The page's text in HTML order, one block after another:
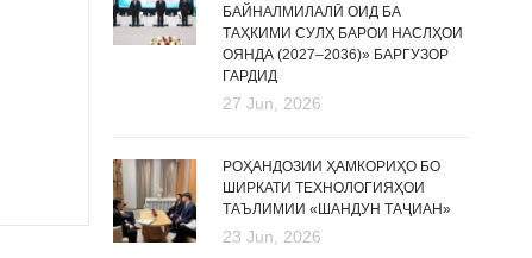
БАЙНАЛМИЛАЛӢ ОИД БА
ТАҲКИМИ СУЛҲ БАРОИ НАСЛҲОИ
ОЯНДА (2027–2036)» БАРГУЗОР
ГАРДИД
27 Jun, 2026
РОҲАНДОЗИИ ҲАМКОРИҲО БО
ШИРКАТИ ТЕХНОЛОГИЯҲОИ
ТАЪЛИМИИ «ШАНДУН ТАҶИАН»
23 Jun, 2026